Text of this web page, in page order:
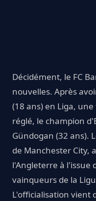
Décidément, le FC
nouvelles. Après
(18 ans) en Liga,
réglé, le champion
Gündogan (32 ans).
de Manchester City,
l'Angleterre à l'issue
vainqueurs de la
L'officialisation vient